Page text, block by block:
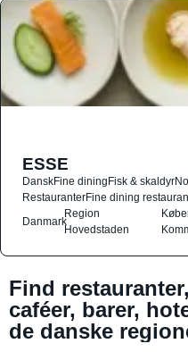
ESSE
DanskFine diningFisk & skaldyr
RestauranterFine dining
Danmark
Region
Hovedstaden
Find
caféer, barer,
de danske